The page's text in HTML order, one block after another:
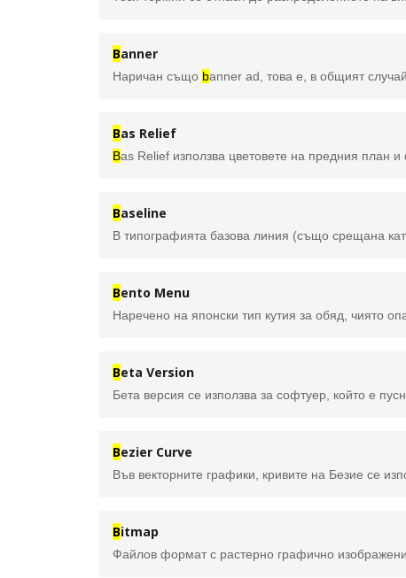
Banner
Наричан също banner ad, това е, в общият случай,
Bas Relief
Bas Relief използва цветовете на предния план и фона, за да замени съответно тъмните и светлите области
Baseline
Bento Menu
Beta Version
Bezier Curve
Bitmap
Файлов формат с растерно графично